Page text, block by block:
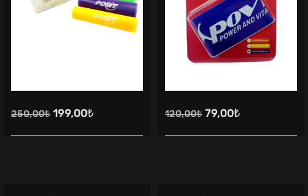
250,00₺ Orijinal
fiyat:
199,00₺Şu
andaki
120,00₺ Orijinal
fiyat:
79,00₺Şu
andaki